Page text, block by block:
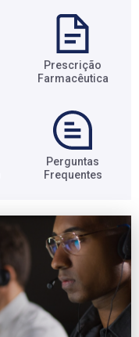
Prescrição
Farmacêutica​
Perguntas
Frequentes​